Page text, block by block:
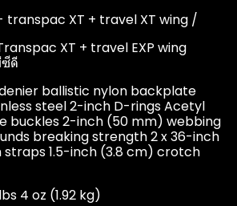
- transpac XT + travel XT wing /
XT + travel EXP wing
ดี
ballistic nylon backplate
steel 2-inch D-rings Acetyl
buckles 2-inch (50 mm) webbing
breaking strength 2 x 36-inch
straps 1.5-inch (3.8 cm) crotch
4 oz (1.92 kg)